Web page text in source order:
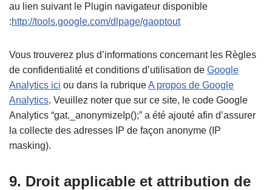
au lien suivant le Plugin navigateur disponible
:http://tools.google.com/dlpage/gaoptout
Vous trouverez plus d’informations concernant les Règles
de confidentialité et conditions d’utilisation de Google
Analytics ici ou dans la rubriqueA propos de Google
Analytics. Veuillez noter que sur ce site, le code Google
Analytics “gat._anonymizeIp();” a été ajouté afin d’assurer
la collecte des adresses IP de façon anonyme (IP
masking).
9. Droit applicable et attribution de